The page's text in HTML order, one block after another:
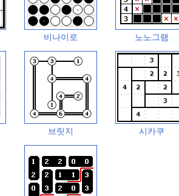
비나이로 노노그램
브릿지 시카쿠